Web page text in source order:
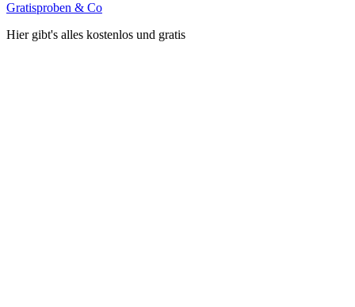
Gratisproben & Co
Hier gibt's alles kostenlos und gratis